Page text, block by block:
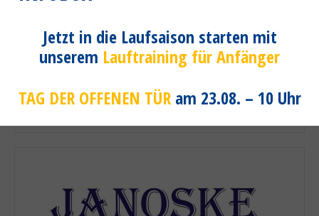
Wir bedanken uns bei folgenden
Sponsoren
Jetzt in die Laufsaison starten mit
unserem Lauftraining für Anfänger
TAG DER OFFENEN TÜRam 23.08. – 10 Uhr